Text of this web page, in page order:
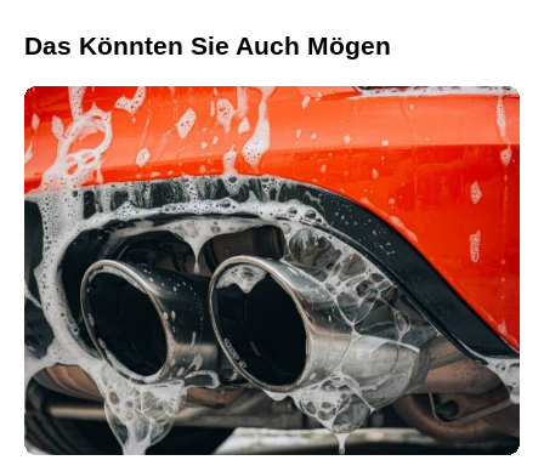
Das Könnten Sie Auch Mögen